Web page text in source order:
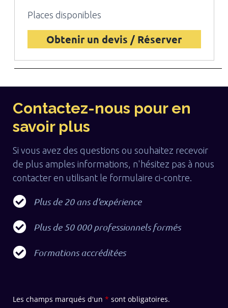
Places disponibles
Obtenir un devis / Réserver
Contactez-nous pour en
savoir plus
Si vous avez des questions ou souhaitez recevoir
de plus amples informations, n'hésitez pas à nous
contacter en utilisant le formulaire ci-contre.
Plus de 20 ans d'expérience
Plus de 50 000 professionnels formés
Formations accréditées
Les champs marqués d'un * sont obligatoires.